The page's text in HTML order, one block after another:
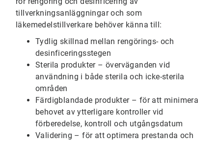
tillverkningsanläggningar och som
läkemedelstillverkare behöver känna till:
Tydlig skillnad mellan rengörings- och
desinficeringsstegen
Sterila produkter – överväganden vid
användning i både sterila och icke-sterila
områden
Färdigblandade produkter – för att minimera
behovet av ytterligare kontroller vid
förberedelse, kontroll och utgångsdatum
Validering – för att optimera prestanda och